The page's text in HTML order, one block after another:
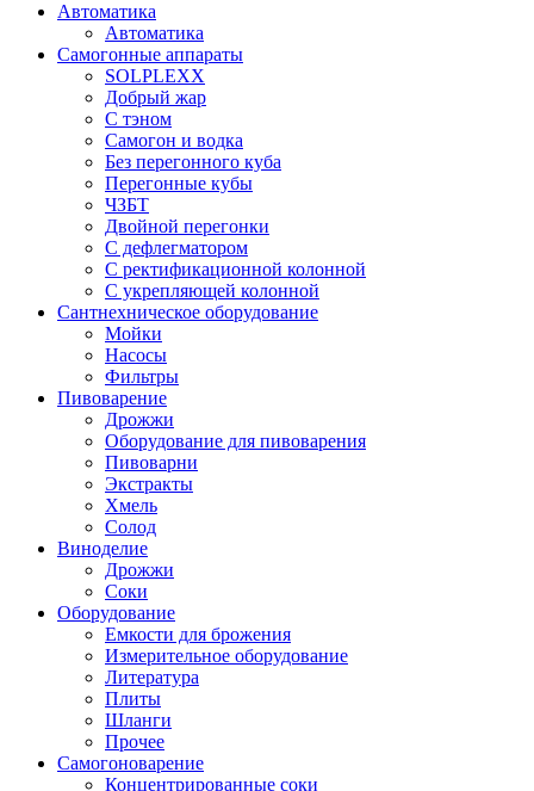
Автоматика
Автоматика
Самогонные аппараты
SOLPLEXX
Добрый жар
С тэном
Самогон и водка
Без перегонного куба
Перегонные кубы
ЧЗБТ
Двойной перегонки
С дефлегматором
С ректификационной колонной
С укрепляющей колонной
Сантнехническое оборудование
Мойки
Насосы
Фильтры
Пивоварение
Дрожжи
Оборудование для пивоварения
Пивоварни
Экстракты
Хмель
Солод
Виноделие
Дрожжи
Соки
Оборудование
Емкости для брожения
Измерительное оборудование
Литература
Плиты
Шланги
Прочее
Самогоноварение
Концентрированные соки